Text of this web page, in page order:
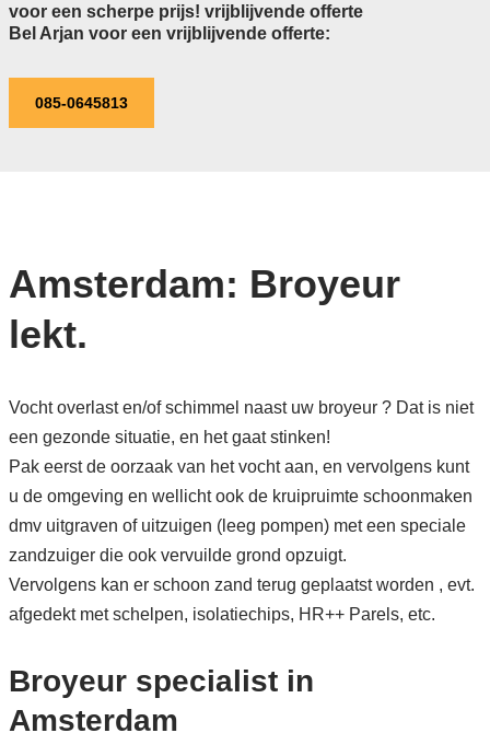
voor een scherpe prijs! vrijblijvende offerte
Bel Arjan voor een vrijblijvende offerte:
085-0645813
Amsterdam: Broyeur
lekt.
Vocht overlast en/of schimmel naast uw broyeur ? Dat is niet
een gezonde situatie, en het gaat stinken!
Pak eerst de oorzaak van het vocht aan, en vervolgens kunt
u de omgeving en wellicht ook de kruipruimte schoonmaken
dmv uitgraven of uitzuigen (leeg pompen) met een speciale
zandzuiger die ook vervuilde grond opzuigt.
Vervolgens kan er schoon zand terug geplaatst worden , evt.
afgedekt met schelpen, isolatiechips, HR++ Parels, etc.
Broyeur specialist in
Amsterdam